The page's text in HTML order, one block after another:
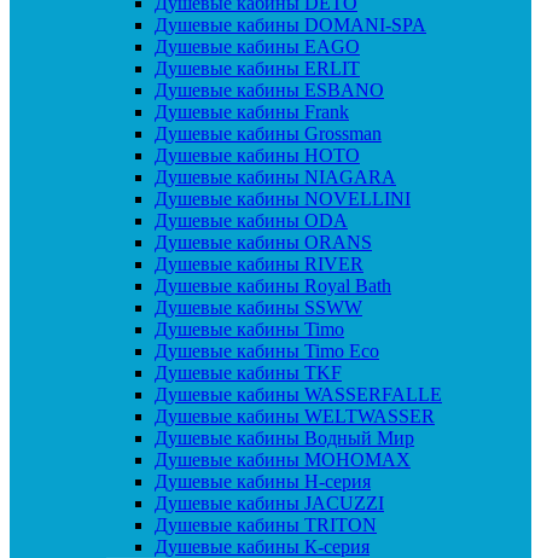
Душевые кабины DOMANI-SPA
Душевые кабины EAGO
Душевые кабины ERLIT
Душевые кабины ESBANO
Душевые кабины Frank
Душевые кабины Grossman
Душевые кабины HOTO
Душевые кабины NIAGARA
Душевые кабины NOVELLINI
Душевые кабины ODA
Душевые кабины ORANS
Душевые кабины RIVER
Душевые кабины Royal Bath
Душевые кабины SSWW
Душевые кабины Timo
Душевые кабины Timo Eco
Душевые кабины TKF
Душевые кабины WASSERFALLE
Душевые кабины WELTWASSER
Душевые кабины Водный Мир
Душевые кабины МОНОМАХ
Душевые кабины H-серия
Душевые кабины JACUZZI
Душевые кабины TRITON
Душевые кабины К-серия